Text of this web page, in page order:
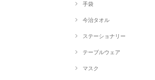
手袋
今治タオル
ステーショナリー
テーブルウェア
マスク